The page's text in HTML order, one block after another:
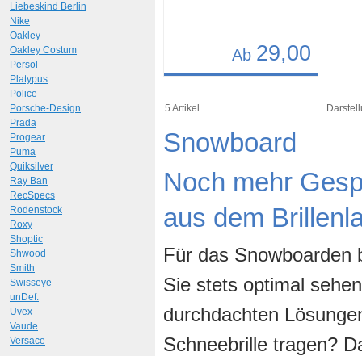
Ab 29,00
Art.-Nr.: 8581
5 Artikel
Snowboard
Noch mehr
aus dem
Für das
Sie stets optimal
durchdachten
Schneebrille tragen?
Liebeskind Berlin
Nike
Oakley
Oakley Costum
Persol
Platypus
Police
Porsche-Design
Prada
Progear
Puma
Quiksilver
Ray Ban
RecSpecs
Rodenstock
Roxy
Shoptic
Shwood
Smith
Swisseye
unDef.
Uvex
Vaude
Versace